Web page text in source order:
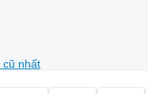
cũ nhất